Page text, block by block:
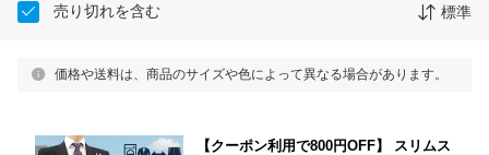
売り切れを含む 標準
価格や送料は、商品のサイズや色によって異なる場合があります。
【クーポン利用で800円OFF】 スリムス